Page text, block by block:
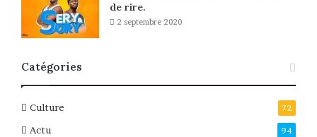
de rire.
2 septembre 2020
Catégories
Culture 72
Actu 94